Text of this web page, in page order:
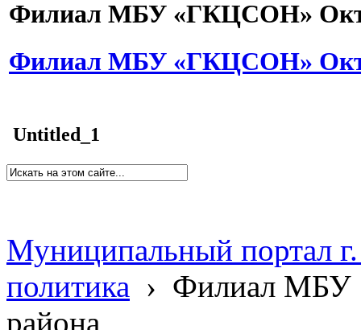
Филиал МБУ «ГКЦСОН»
Филиал МБУ «ГКЦСОН»
Untitled_1
Муниципальный портал
политика › Филиал МБУ
района